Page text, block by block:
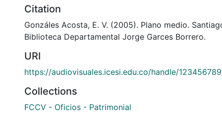
Citation
Gonzáles Acosta, E. V. (2005). Plano medio.
Biblioteca Departamental Jorge Garces Borrero.
URI
https://audiovisuales.icesi.edu.co/handle/
Collections
FCCV - Oficios - Patrimonial